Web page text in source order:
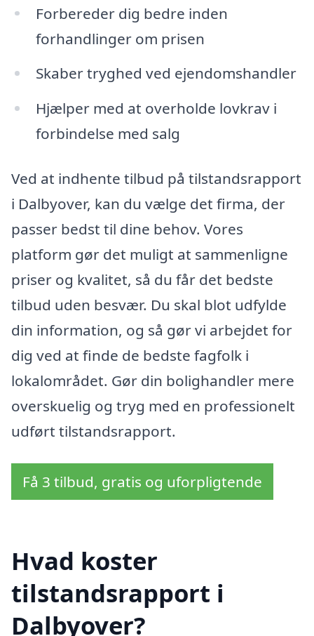
Forbereder dig bedre inden
forhandlinger om prisen
Skaber tryghed ved ejendomshandler
Hjælper med at overholde lovkrav i
forbindelse med salg
Ved at indhente tilbud på tilstandsrapport
i Dalbyover, kan du vælge det firma, der
passer bedst til dine behov. Vores
platform gør det muligt at sammenligne
priser og kvalitet, så du får det bedste
tilbud uden besvær. Du skal blot udfylde
din information, og så gør vi arbejdet for
dig ved at finde de bedste fagfolk i
lokalområdet. Gør din bolighandler mere
overskuelig og tryg med en professionelt
udført tilstandsrapport.
Få 3 tilbud, gratis og uforpligtende
Hvad koster
tilstandsrapport i
Dalbyover?